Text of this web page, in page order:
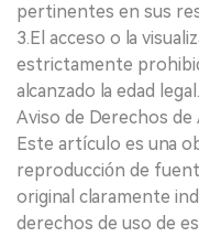
pertinentes en sus
3.El acceso o la
estrictamente
alcanzado la edad legal.
Aviso de Derechos
Este artículo es una
reproducción de
original claramente
derechos de uso de